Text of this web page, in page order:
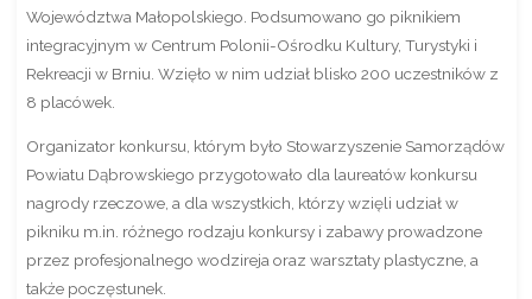
Województwa Małopolskiego. Podsumowano go piknikiem
integracyjnym w Centrum Polonii-Ośrodku Kultury, Turystyki i
Rekreacji w Brniu. Wzięło w nim udział blisko 200 uczestników z
8 placówek.
Organizator konkursu, którym było Stowarzyszenie Samorządów
Powiatu Dąbrowskiego przygotowało dla laureatów konkursu
nagrody rzeczowe, a dla wszystkich, którzy wzięli udział w
pikniku m.in. różnego rodzaju konkursy i zabawy prowadzone
przez profesjonalnego wodzireja oraz warsztaty plastyczne, a
także poczęstunek.